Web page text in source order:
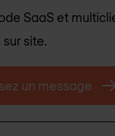
SaaS et
site.
un message